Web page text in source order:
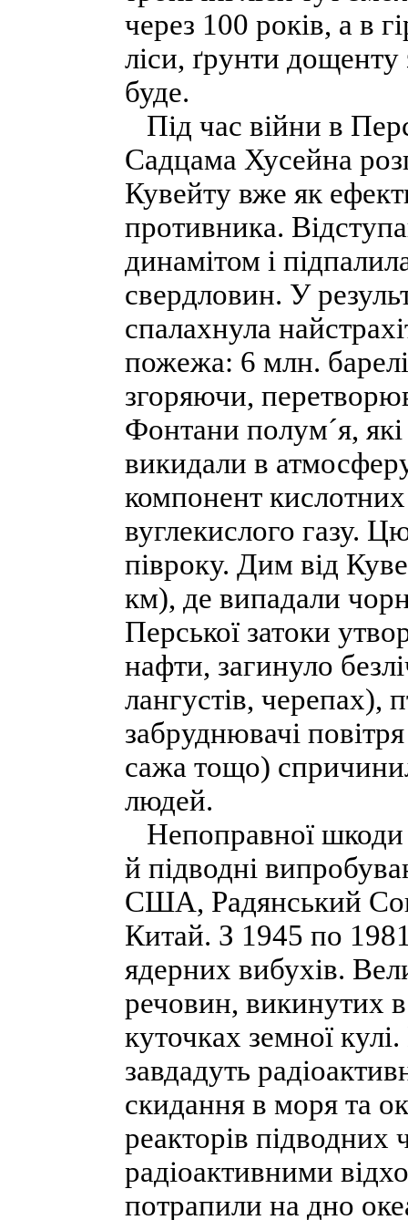
через 100 років, а в
ліси, ґрунти
буде.
Під час війни в
Садцама Хусейна
Кувейту вже як
противника.
динамітом і
свердловин. У
спалахнула
пожежа: 6 млн.
згоряючи,
Фонтани полум´я,
викидали в
компонент
вуглекислого газу.
півроку. Дим від
км), де випадали
Перської затоки
нафти, загинуло
лангустів, черепах),
забруднювачі
сажа тощо)
людей.
Непоправної шкоди
й підводні
США, Радянський
Китай. З 1945 по
ядерних вибухів.
речовин, викинутих
куточках земної
завдадуть
скидання в моря та
реакторів підводних
радіоактивними
потрапили на дно